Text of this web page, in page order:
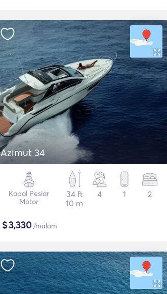
Azimut 34
Kapal Pesiar
Motor
34 ft
10 m
4 1 2
$3,330 /malam